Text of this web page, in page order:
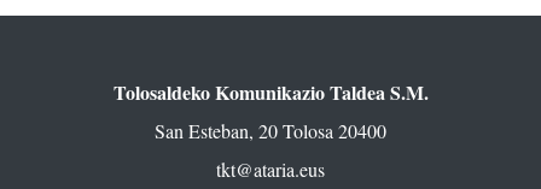
Tolosaldeko Komunikazio Taldea S.M.
San Esteban, 20 Tolosa 20400
tkt@ataria.eus